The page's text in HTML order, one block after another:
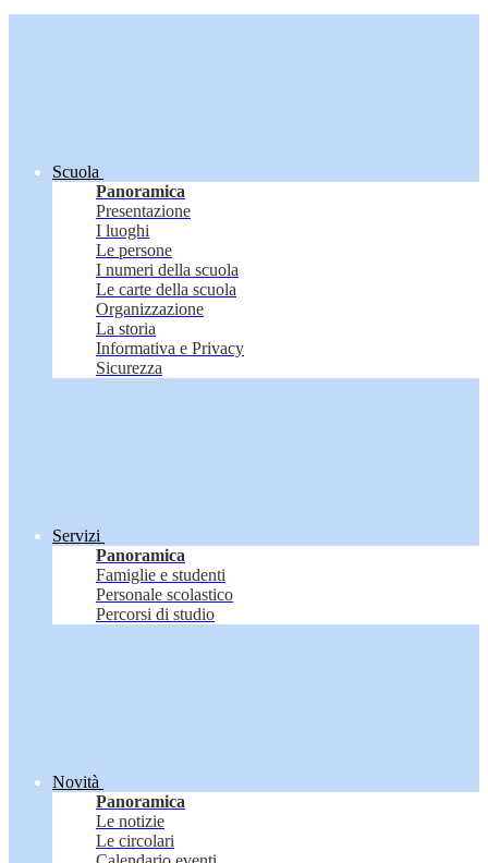
Scuola
Panoramica
Presentazione
I luoghi
Le persone
I numeri della scuola
Le carte della scuola
Organizzazione
La storia
Informativa e Privacy
Sicurezza
Servizi
Panoramica
Famiglie e studenti
Personale scolastico
Percorsi di studio
Novità
Panoramica
Le notizie
Le circolari